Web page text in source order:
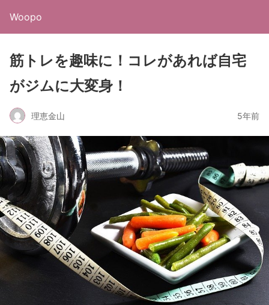
Woopo
筋トレを趣味に！コレがあれば自宅
がジムに大変身！
理恵金山 5年前